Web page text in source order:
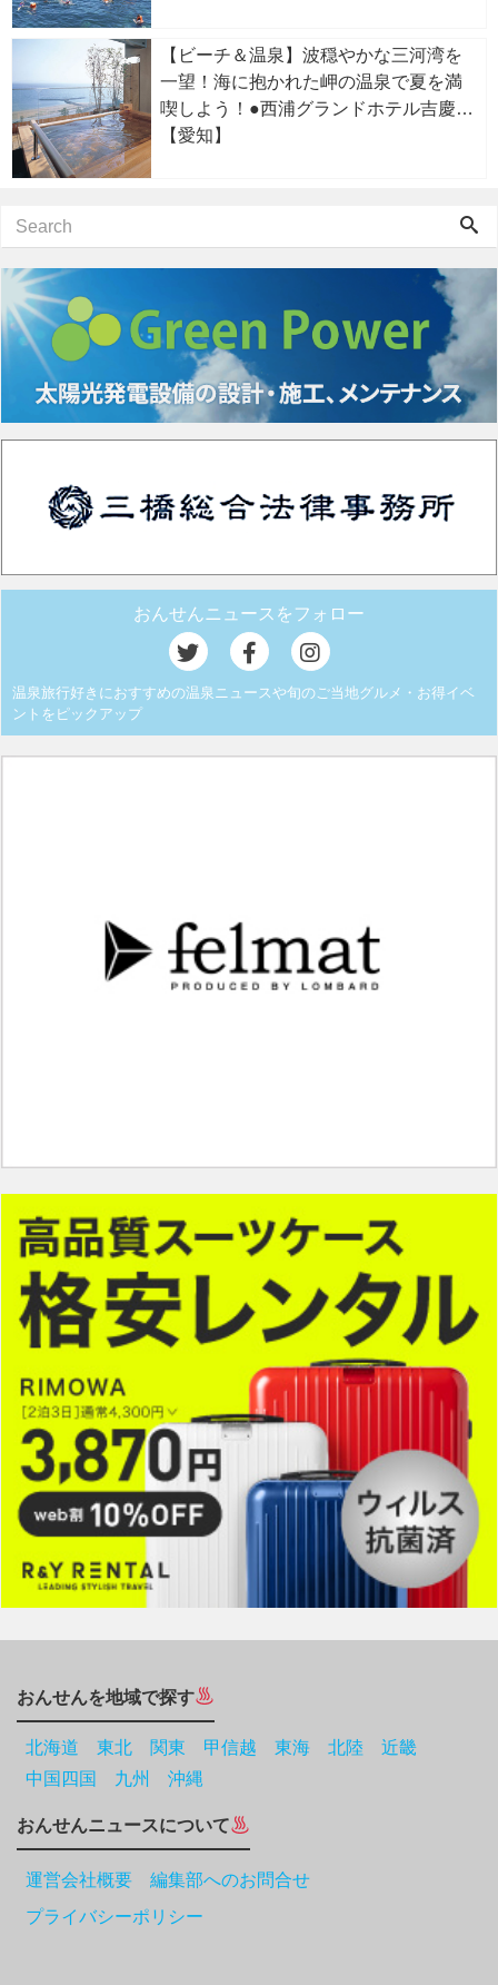
【ビーチ＆温泉】波穏やかな三河湾を
一望！海に抱かれた岬の温泉で夏を満
喫しよう！●西浦グランドホテル吉慶
【愛知】
おんせんニュースをフォロー
温泉旅行好きにおすすめの温泉ニュースや旬のご当地グルメ・お得イベ
ントをピックアップ
おんせんを地域で探す
北海道 東北 関東 甲信越 東海 北陸
近畿
中国四国
九州 沖縄
おんせんニュースについて
運営会社概要 編集部へのお問合せ
プライバシーポリシー